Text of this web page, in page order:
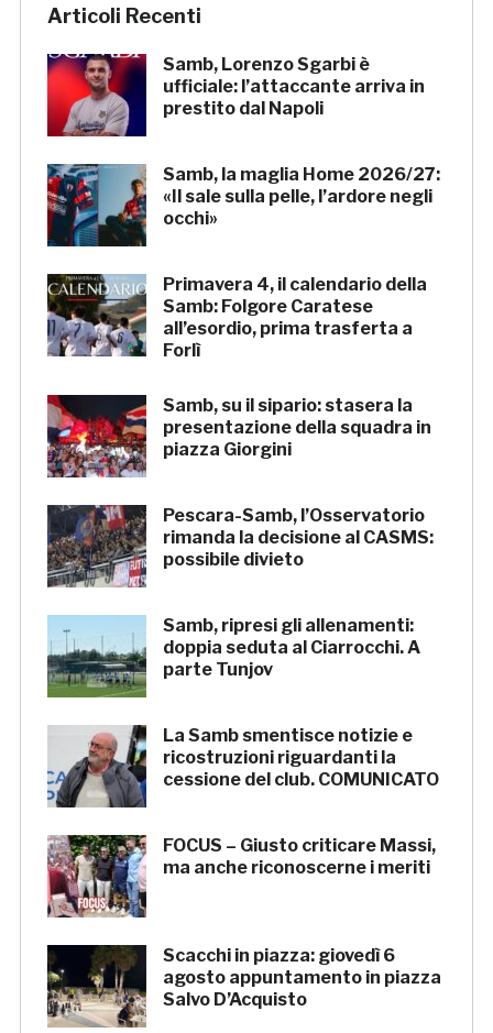
Articoli Recenti
Samb, Lorenzo Sgarbi è
ufficiale: l’attaccante arriva in
prestito dal Napoli
Samb, la maglia Home 2026/27:
«Il sale sulla pelle, l’ardore negli
occhi»
Primavera 4, il calendario della
Samb: Folgore Caratese
all’esordio, prima trasferta a
Forlì
Samb, su il sipario: stasera la
presentazione della squadra in
piazza Giorgini
Pescara-Samb, l’Osservatorio
rimanda la decisione al CASMS:
possibile divieto
Samb, ripresi gli allenamenti:
doppia seduta al Ciarrocchi. A
parte Tunjov
La Samb smentisce notizie e
ricostruzioni riguardanti la
cessione del club. COMUNICATO
FOCUS – Giusto criticare Massi,
ma anche riconoscerne i meriti
Scacchi in piazza: giovedì 6
agosto appuntamento in piazza
Salvo D’Acquisto